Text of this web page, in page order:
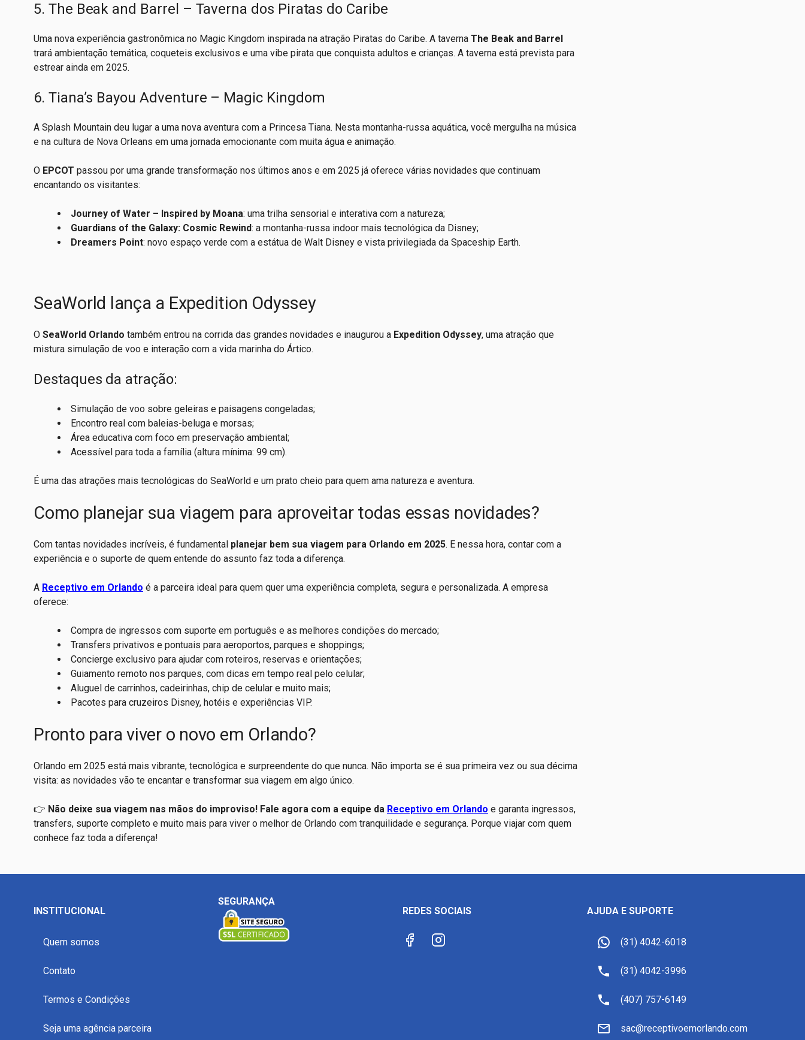
5. The Beak and Barrel – Taverna dos Piratas do Caribe
Uma nova experiência gastronômica no Magic Kingdom inspirada na atração Piratas do Caribe. A taverna The Beak and Barrel
trará ambientação temática, coqueteis exclusivos e uma vibe pirata que conquista adultos e crianças. A taverna está prevista para
estrear ainda em 2025.
6. Tiana’s Bayou Adventure – Magic Kingdom
A Splash Mountain deu lugar a uma nova aventura com a Princesa Tiana. Nesta montanha-russa aquática, você mergulha na música
e na cultura de Nova Orleans em uma jornada emocionante com muita água e animação.
O EPCOT passou por uma grande transformação nos últimos anos e em 2025 já oferece várias novidades que continuam
encantando os visitantes:
Journey of Water – Inspired by Moana: uma trilha sensorial e interativa com a natureza;
Guardians of the Galaxy: Cosmic Rewind: a montanha-russa indoor mais tecnológica da Disney;
Dreamers Point: novo espaço verde com a estátua de Walt Disney e vista privilegiada da Spaceship Earth.
SeaWorld lança a Expedition Odyssey
O SeaWorld Orlando também entrou na corrida das grandes novidades e inaugurou a Expedition Odyssey, uma atração que
mistura simulação de voo e interação com a vida marinha do Ártico.
Destaques da atração:
Simulação de voo sobre geleiras e paisagens congeladas;
Encontro real com baleias-beluga e morsas;
Área educativa com foco em preservação ambiental;
Acessível para toda a família (altura mínima: 99 cm).
É uma das atrações mais tecnológicas do SeaWorld e um prato cheio para quem ama natureza e aventura.
Como planejar sua viagem para aproveitar todas essas novidades?
Com tantas novidades incríveis, é fundamental planejar bem sua viagem para Orlando em 2025. E nessa hora, contar com a
experiência e o suporte de quem entende do assunto faz toda a diferença.
A Receptivo em Orlando é a parceira ideal para quem quer uma experiência completa, segura e personalizada. A empresa
oferece:
Compra de ingressos com suporte em português e as melhores condições do mercado;
Transfers privativos e pontuais para aeroportos, parques e shoppings;
Concierge exclusivo para ajudar com roteiros, reservas e orientações;
Guiamento remoto nos parques, com dicas em tempo real pelo celular;
Aluguel de carrinhos, cadeirinhas, chip de celular e muito mais;
Pacotes para cruzeiros Disney, hotéis e experiências VIP.
Pronto para viver o novo em Orlando?
Orlando em 2025 está mais vibrante, tecnológica e surpreendente do que nunca. Não importa se é sua primeira vez ou sua décima
visita: as novidades vão te encantar e transformar sua viagem em algo único.
👉 Não deixe sua viagem nas mãos do improviso! Fale agora com a equipe da Receptivo em Orlando e garanta ingressos,
transfers, suporte completo e muito mais para viver o melhor de Orlando com tranquilidade e segurança. Porque viajar com quem
conhece faz toda a diferença!
INSTITUCIONAL
Quem somos
Contato
Termos e Condições
Seja uma agência parceira
SEGURANÇA
REDES SOCIAIS
AJUDA E SUPORTE
(31) 4042-6018
(31) 4042-3996
(407) 757-6149
sac@receptivoemorlando.com